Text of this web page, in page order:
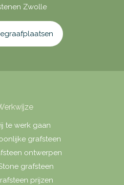
Zwolle
te werk gaan
grafsteen
ontwerpen
grafsteen
prijzen